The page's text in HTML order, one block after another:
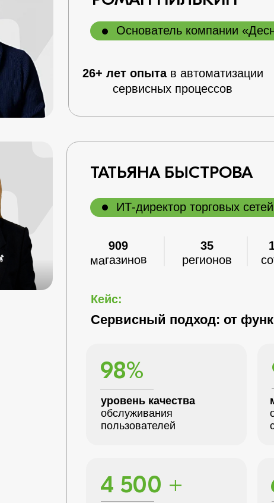
26+ лет опытав автоматизации
сервисных процессов
Основатель компании
909
магазинов
35
регионов
ТАТЬЯНА БЫСТРОВА
ИТ-директор торговых
Кейс:
Сервисный подход: от
98%
уровень качества
обслуживания
пользователей
4 500 +